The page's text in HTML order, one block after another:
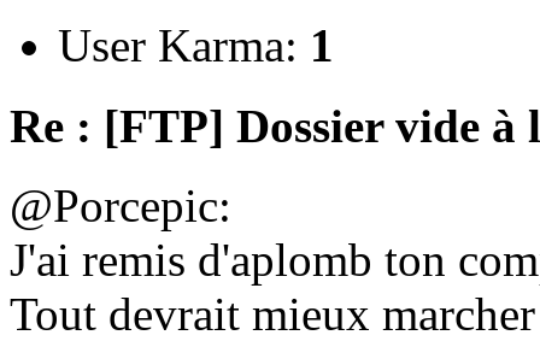
User Karma: 1
Re : [FTP] Dossier vide à
@Porcepic:
J'ai remis d'aplomb ton
Tout devrait mieux